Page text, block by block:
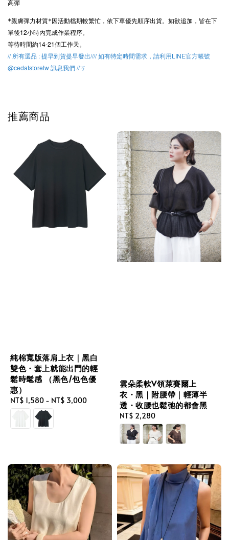
高彈
*親膚彈力材質*因活動檔期較繁忙， 依下單優先順序出貨。 如欲追加，皆在下
單後12小時內完成作業程序。
等待時間約14-21個工作天。
// 所有選品 : 提早到貨提早發出//// 如有特定時間需求，請利用LINE官方帳號
@cedatstoretw 訊息我們 //ㄎ
推薦商品
純棉寬版落肩上衣｜黑白
雙色・套上就能出門的輕
鬆時髦感 （黑色/包色優
惠）
Regular
price
NT$ 1,580 - NT$ 3,000
雲朵柔軟V領萊賽爾上
衣・黑｜附腰帶｜輕薄半
透・收腰也鬆弛的都會黑
Regular
price
NT$ 2,280